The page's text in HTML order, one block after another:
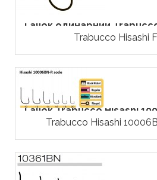
Гачок одинарний
Trabucco Hisashi
Гачок Trabucco Hisashi
Trabucco Hisashi